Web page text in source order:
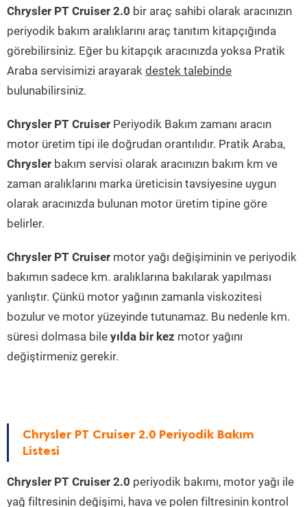
Chrysler PT Cruiser 2.0 bir araç sahibi olarak aracınızın
periyodik bakım aralıklarını araç tanıtım kitapçığında
görebilirsiniz. Eğer bu kitapçık aracınızda yoksa Pratik
Araba servisimizi arayarak destek talebinde
bulunabilirsiniz.
Chrysler PT Cruiser Periyodik Bakım zamanı aracın
motor üretim tipi ile doğrudan orantılıdır. Pratik Araba,
Chrysler bakım servisi olarak aracınızın bakım km ve
zaman aralıklarını marka üreticisin tavsiyesine uygun
olarak aracınızda bulunan motor üretim tipine göre
belirler.
Chrysler PT Cruiser motor yağı değişiminin ve periyodik
bakımın sadece km. aralıklarına bakılarak yapılması
yanlıştır. Çünkü motor yağının zamanla viskozitesi
bozulur ve motor yüzeyinde tutunamaz. Bu nedenle km.
süresi dolmasa bile yılda bir kez motor yağını
değiştirmeniz gerekir.
Chrysler PT Cruiser 2.0 Periyodik Bakım
Listesi
Chrysler PT Cruiser 2.0 periyodik bakımı, motor yağı ile
yağ filtresinin değişimi, hava ve polen filtresinin kontrol